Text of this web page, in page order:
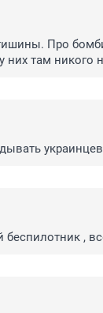
Про
них там никого
,